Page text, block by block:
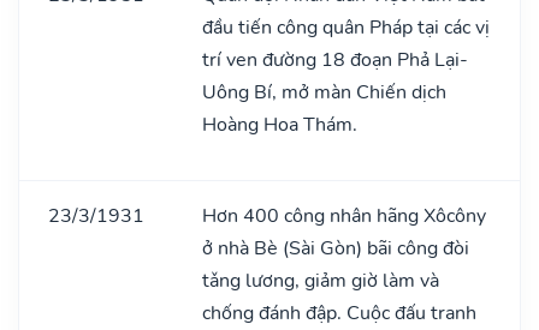
đầu tiến công quân Pháp tại các vị
trí ven đường 18 đoạn Phả Lại-
Uông Bí, mở màn Chiến dịch
Hoàng Hoa Thám.
23/3/1931
Hơn 400 công nhân hãng Xôcôny
ở nhà Bè (Sài Gòn) bãi công đòi
tǎng lương, giảm giờ làm và
chống đánh đập. Cuộc đấu tranh